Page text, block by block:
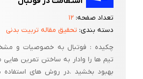
تعداد صفحه:۱۲
دسته بندی: تحقیق مقاله تربیت بدنی
چکیده : فوتبال به خصوصیات و
تیم ها را وادار به ساختن تمرین
بهبود بخشید .در روش های